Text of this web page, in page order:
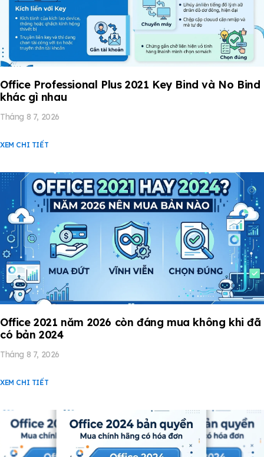
Office Professional Plus 2021 Key Bind và No Bind
khác gì nhau
Tháng 8 7, 2026
XEM CHI TIẾT
Office 2021 năm 2026 còn đáng mua không khi đã
có bản 2024
Tháng 8 7, 2026
XEM CHI TIẾT